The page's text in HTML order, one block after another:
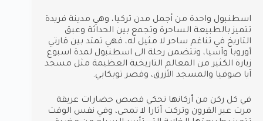
اسطنبول واحدة من أجمل مدن تركيا، وهي مدينة فريدة
تتميز بالطبيعة الساحرة وتجمع بين الحداثة وعبق
التاريخ في تناغم ساحر لا مثيل له، فهي تمتد بين قارتي
أوروبا وآسيا، وتتضمن رحلة الى اسطنبول لمدة اسبوع
زيارة الكثير من المعالم التاريخية العظيمة مثل مسجد
آيا صوفيا والمسجد الأزرق، وقصر توبكابي.
في كل ركن من أركانها تحكي قصص حضارات عريقة
مرت عبر القرون وتركت آثارا لا تمحى، وفي نفس الوقت